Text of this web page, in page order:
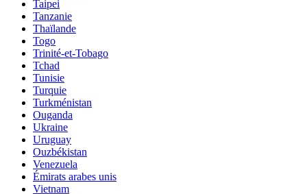
Taipei
Tanzanie
Thaïlande
Togo
Trinité-et-Tobago
Tchad
Tunisie
Turquie
Turkménistan
Ouganda
Ukraine
Uruguay
Ouzbékistan
Venezuela
Émirats arabes unis
Vietnam